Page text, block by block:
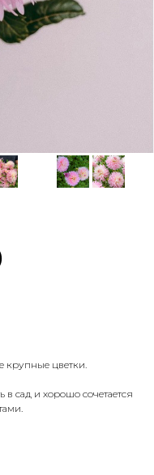
крупные цветки.
сад и хорошо сочетается